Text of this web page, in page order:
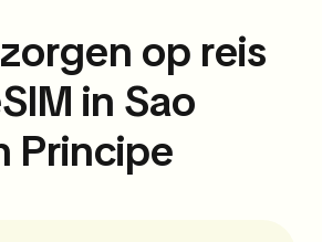
op reis
in Sao
Principe